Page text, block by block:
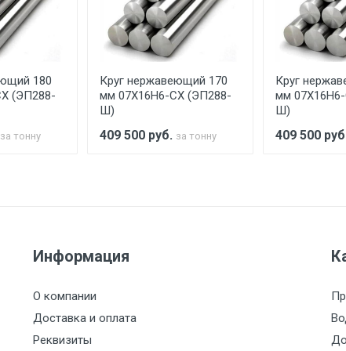
обязан обеспечить подъезные пути для
индивидуально.
6500 с НДС 35р./
7500 с НДС 35р./
9000 с НДС 40р./
180
(ЭП288-
за тонну
Круг нержавеющий 170
мм 07Х16Н6-СХ (ЭП288-
Ш)
409 500 руб. за тонну
Круг
мм
Ш)
409 500
Информация
О компании
Доставка и оплата
Реквизиты